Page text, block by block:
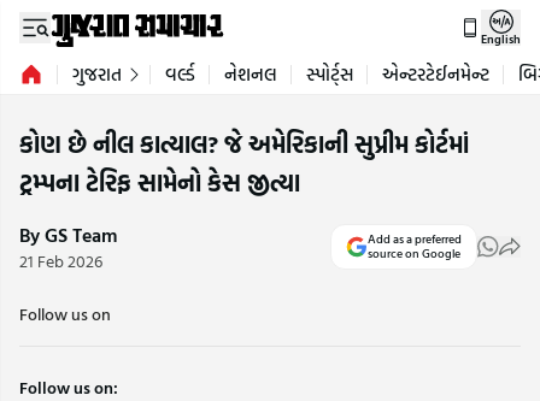
English
ગુજરાત વર્લ્ડ નેશનલ સ્પોર્ટ્સ એન્ટરટેઈનમેન્ટ
કોણ છે નીલ કાત્યાલ? જે અમેરિકાની સુપ્રીમ કોર્ટમાં
ટ્રમ્પના ટેરિફ સામેનો કેસ જીત્યા
By GS Team
21 Feb 2026
Add as a preferred
source on Google
Follow us on
Follow us on: